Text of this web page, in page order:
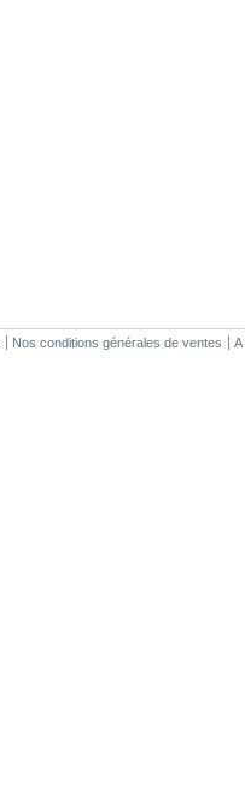
Nos conditions générales de ventes A